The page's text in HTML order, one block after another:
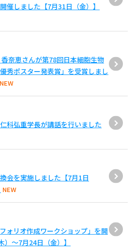
催しました【7月31日（金）】
奈恵さんが第78回日本細胞生物
秀ポスター発表賞」を受賞しまし
NEW
科弘重学長が講話を行いました
会を実施しました【7月1日
NEW
ォリオ作成ワークショップ」を開
～7月24日（金）】